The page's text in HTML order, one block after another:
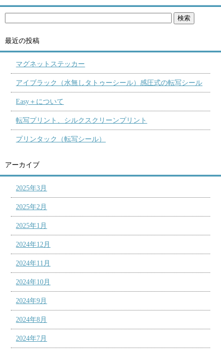
最近の投稿
マグネットステッカー
アイブラック（水無しタトゥーシール）感圧式の転写シール
Easy＋について
転写プリント、シルクスクリーンプリント
プリンタック（転写シール）
アーカイブ
2025年3月
2025年2月
2025年1月
2024年12月
2024年11月
2024年10月
2024年9月
2024年8月
2024年7月